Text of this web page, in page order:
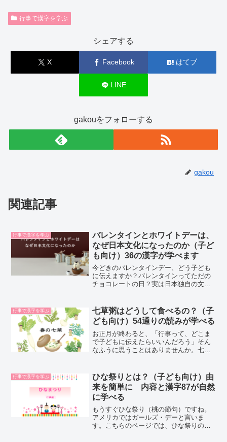
行事で漢字を学ぶ
シェアする
X Facebook はてブ
LINE
gakouをフォローする
gakou
関連記事
行事で漢字を学ぶ
バレンタインとホワイトデーは、
なぜ日本文化になったのか（子ど
も向け）36の漢字が学べます
今どきのバレンタインデー、どう子ども
に伝えますか？バレンタインってただの
チョコレートの日？実は日本独自の文化
す。名前の由来は、古代ローマ時代の聖
バレンタインという人物。...
行事で漢字を学ぶ
七草粥はどうして食べるの？（子
ども向け）54通りの読みが学べる
お正月が終わると、「行事って、どこま
で子どもに伝えたらいいんだろう」そん
なふうに思うことはありませんか。七草
は残りにくいものです。でも本当は、七
草粥は食べ過ぎた体を休ま...
行事で漢字を学ぶ
ひな祭りとは？（子ども向け）由
来を簡単に 内容と漢字87が自然
に学べる
もうすぐひな祭り（桃の節句）ですね。
アメリカではガールズ・デーと言いま
す。こちらのページでは、ひな祭りの行